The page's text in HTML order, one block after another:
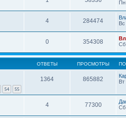
4 284474
Вс
0 354308
Сб
ОТВЕТЫ ПРОСМОТРЫ
54 55
1364 865882
Вт
4 77300
Сб